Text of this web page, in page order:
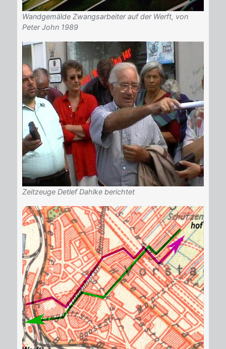
Wandgemälde Zwangsarbeiter auf der Werft, von
Peter John 1989
Zeitzeuge Detlef Dahlke berichtet